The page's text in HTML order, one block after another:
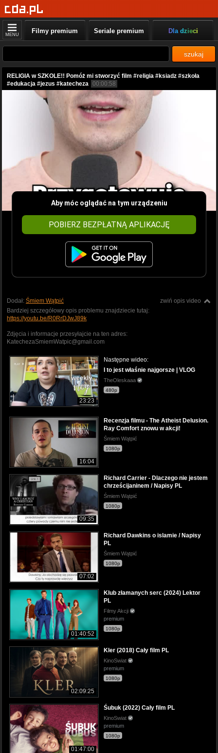
MENU Filmy premium Seriale premium Dla dzieci
szukaj
RELIGIA w SZKOLE!! Pomóż mi stworzyć film #religia #ksiadz #szkoła
#edukacja #jezus #katecheza 00:00:58
Aby móc oglądać na tym urządzeniu
POBIERZ BEZPŁATNĄ APLIKACJĘ
zwiń opis video
Dodał: Śmiem Wątpić
Bardziej szczegółowy opis problemu znajdziecie tutaj:
https://youtu.be/R0RrDJwJ89k
Zdjęcia i informacje przesyłajcie na ten adres:
KatechezaSmiemWatpic@gmail.com
23:23
Następne wideo:
I to jest właśnie najgorsze | VLOG
TheOleskaaa
480p
16:04
Recenzja filmu - The Atheist Delusion.
Ray Comfort znowu w akcji!
Śmiem Wątpić
1080p
09:35
Richard Carrier - Dlaczego nie jestem
chrześcijaninem / Napisy PL
Śmiem Wątpić
1080p
07:02
Richard Dawkins o islamie / Napisy
PL
Śmiem Wątpić
1080p
01:40:52
Klub złamanych serc (2024) Lektor
PL
Filmy Akcji
premium
1080p
02:09:25
Kler (2018) Cały film PL
KinoSwiat
premium
1080p
01:47:00
Śubuk (2022) Cały film PL
KinoSwiat
premium
1080p